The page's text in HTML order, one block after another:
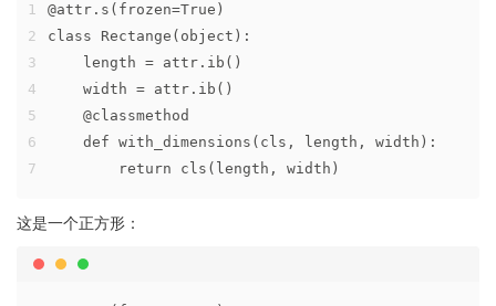
1
2
3
4
5
6
7
@attr.s(frozen=True)
class Rectange(object):
    length = attr.ib()
    width = attr.ib()
    @classmethod
    def with_dimensions(cls, length, width):
        return cls(length, width)
这是一个正方形：